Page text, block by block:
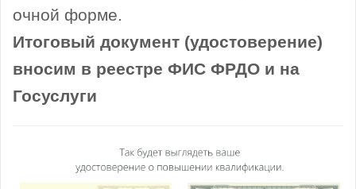
очной форме.
Итоговый документ (удостоверение)
вносим в реестре ФИС ФРДО и на
Госуслуги